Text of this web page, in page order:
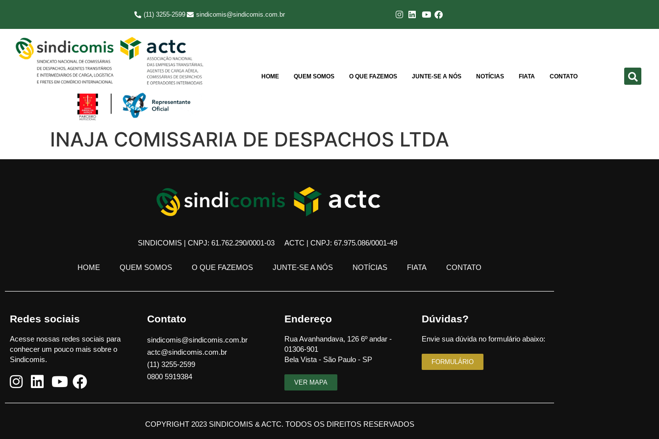
(11) 3255-2599 sindicomis@sindicomis.com.br
HOME QUEM SOMOS O QUE FAZEMOS JUNTE-SE A NÓS NOTÍCIAS FIATA CONTATO
INAJA COMISSARIA DE DESPACHOS LTDA
SINDICOMIS | CNPJ: 61.762.290/0001-03 ACTC | CNPJ: 67.975.086/0001-49
HOME QUEM SOMOS O QUE FAZEMOS JUNTE-SE A NÓS NOTÍCIAS FIATA CONTATO
Redes sociais
Acesse nossas redes sociais para
conhecer um pouco mais sobre o
Sindicomis.
Contato
sindicomis@sindicomis.com.br
actc@sindicomis.com.br
(11) 3255-2599
0800 5919384
Endereço
Rua Avanhandava, 126 6º andar -
01306-901
Bela Vista - São Paulo - SP
VER MAPA
Dúvidas?
Envie sua dúvida no formulário abaixo:
FORMULÁRIO
COPYRIGHT 2023 SINDICOMIS & ACTC. TODOS OS DIREITOS RESERVADOS